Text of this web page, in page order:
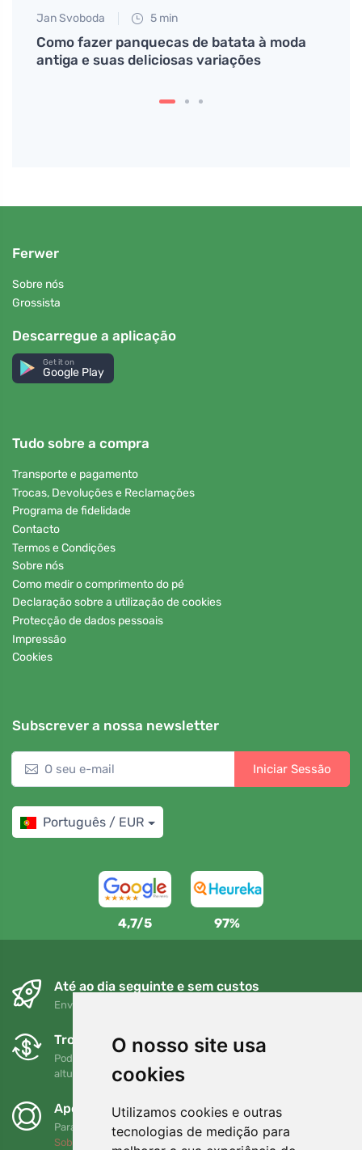
O nosso site usa
cookies
Utilizamos cookies e outras
tecnologias de medição para
Jan Svoboda 5 min
Como fazer panquecas de batata à moda
antiga e suas deliciosas variações
Ferwer
Sobre nós
Grossista
Descarregue a aplicação
Get it on
Google Play
Tudo sobre a compra
Transporte e pagamento
Trocas, Devoluções e Reclamações
Programa de fidelidade
Contacto
Termos e Condições
Sobre nós
Como medir o comprimento do pé
Declaração sobre a utilização de cookies
Protecção de dados pessoais
Impressão
Cookies
Subscrever a nossa newsletter
Iniciar Sessão
Português / EUR
4,7/5 97%
Até ao dia seguinte e sem custos
Envio gratuito para encomendas superiores a 80 EUR
Trocas e devoluções gratuitas
Pode devolver ou trocar a sua encomenda em qualquer
altura no prazo de 90 dias
Apoiamos a Trees.org
Para cada encomenda plantamos uma árvore! Leia mais
Sobre nós